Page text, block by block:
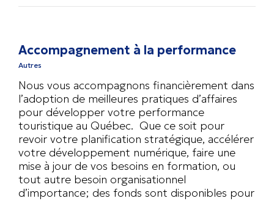
Accompagnement à la performance
Nous vous accompagnons financièrement dans
l’adoption de meilleures pratiques d’affaires
pour développer votre performance
touristique au Québec. Que ce soit pour
revoir votre planification stratégique, accélérer
votre développement numérique, faire une
mise à jour de vos besoins en formation, ou
tout autre besoin organisationnel
d’importance; des fonds sont disponibles pour
Autres